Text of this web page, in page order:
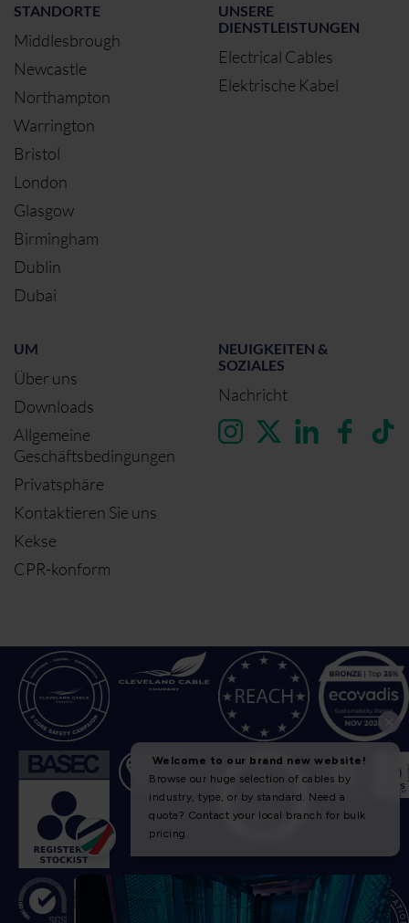
STANDORTE
Middlesbrough
Newcastle
Northampton
Warrington
Bristol
London
Glasgow
Birmingham
Dublin
Dubai
UNSERE
DIENSTLEISTUNGEN
Electrical Cables
Elektrische Kabel
UM
Über uns
Downloads
Allgemeine
Geschäftsbedingungen
Privatsphäre
Kontaktieren Sie uns
Kekse
CPR-konform
NEUIGKEITEN &
SOZIALES
Nachricht